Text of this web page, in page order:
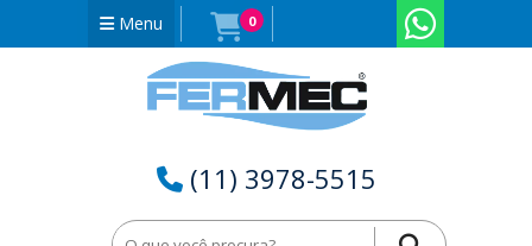
Menu 0
(11) 3978-5515